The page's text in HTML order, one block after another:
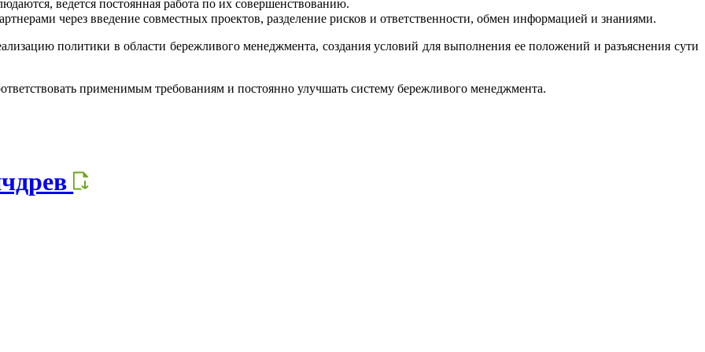
ведется постоянная работа по их совершенствованию.
через введение совместных проектов, разделение рисков и ответственности, обмен информацией и знаниями.
политики в области бережливого менеджмента, создания условий для выполнения ее положений и разъяснения сути
применимым требованиям и постоянно улучшать систему бережливого менеджмента.